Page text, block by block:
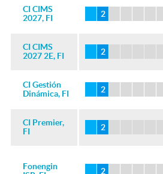
A
A
o
o
N
un
u
CI CIMS
2027, FI
CI CIMS
2027 2E, FI
CI Gestión
Dinámica, FI
CI Premier,
FI
Fonengin